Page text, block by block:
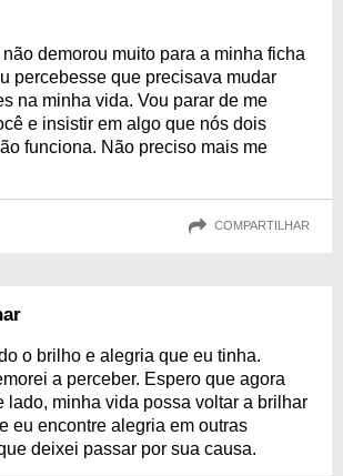
demorou muito para a minha ficha
percebesse que precisava mudar
na minha vida. Vou parar de me
e insistir em algo que nós dois
funciona. Não preciso mais me
COMPARTILHAR
o brilho e alegria que eu tinha.
a perceber. Espero que agora
lado, minha vida possa voltar a brilhar
eu encontre alegria em outras
deixei passar por sua causa.